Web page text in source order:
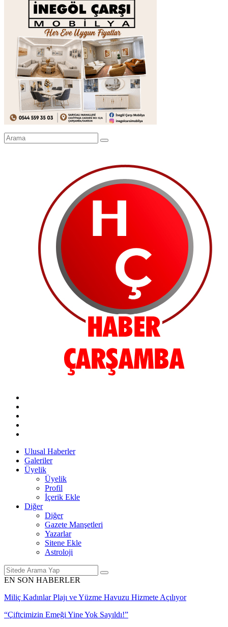
Ulusal Haberler
Galeriler
Üyelik
Üyelik
Profil
İçerik Ekle
Diğer
Diğer
Gazete Manşetleri
Yazarlar
Sitene Ekle
Astroloji
EN SON HABERLER
Miliç Kadınlar Plajı ve Yüzme Havuzu Hizmete Açılıyor
“Çiftçimizin Emeği Yine Yok Sayıldı!”